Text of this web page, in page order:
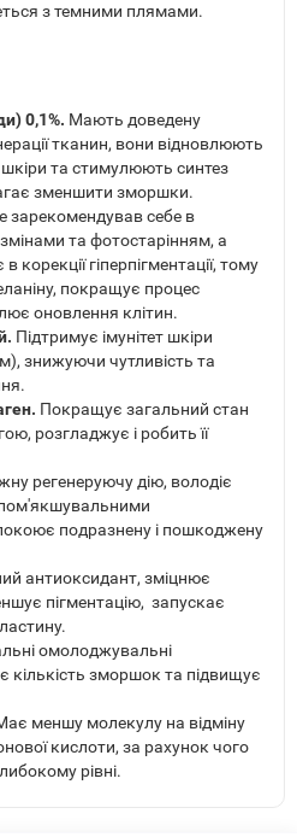
з темними плямами.
0,1%. Мають доведену
тканин, вони відновлюють
та стимулюють синтез
зменшити зморшки.
зарекомендував себе в
та фотостарінням, а
корекції гіперпігментації, тому
покращує процес
оновлення клітин.
Підтримує імунітет шкіри
знижуючи чутливість та
Покращує загальний стан
розгладжує і робить її
регенеруючу дію, володіє
подразнену і пошкоджену
антиоксидант, зміцнює
пігментацію, запускає
омолоджувальні
кількість зморшок та підвищує
меншу молекулу на відміну
кислоти, за рахунок чого
рівні.